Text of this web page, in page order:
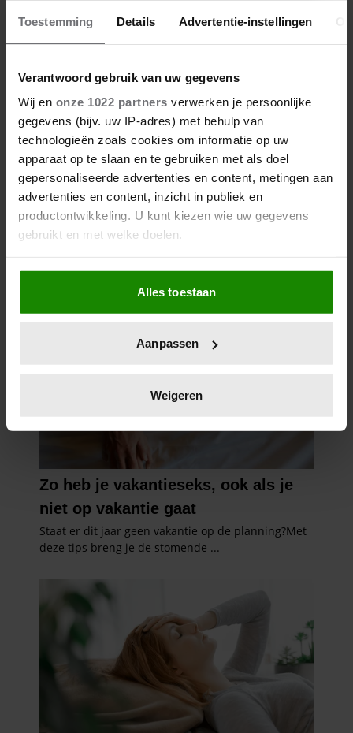
Toestemming Details Advertentie-instellingen
Verantwoord gebruik van uw gegevens
Wij en onze 1022 partners verwerken je persoonlijke
gegevens (bijv. uw IP-adres) met behulp van
technologieën zoals cookies om informatie op uw
apparaat op te slaan en te gebruiken met als doel
gepersonaliseerde advertenties en content, metingen aan
advertenties en content, inzicht in publiek en
productontwikkeling. U kunt kiezen wie uw gegevens
gebruikt en met welke doelen.
Als u het toestaat, willen we ook graag:
Informatie verzamelen over uw geografische
locatie, die tot een paar meter nauwkeurig kan zijn
scannen op specifieke eigenschappen (fingerprinting)
verwerkt en stel uw voorkeuren in het
intrekken in de Cookieverklaring.
We gebruiken cookies om content en advertenties te
personaliseren, om functies voor social media te bieden
en om ons websiteverkeer te analyseren. Ook delen we
informatie over uw gebruik van onze site met onze
partners voor social media, adverteren en analyse. Deze
informatie die u aan ze heeft verstrekt of die ze hebben
verzameld op basis van uw gebruik van hun services. U
gaat akkoord met onze cookies als u onze website blijft
Alles toestaan
Aanpassen
Weigeren